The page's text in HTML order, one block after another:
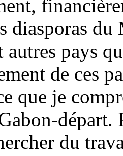
diasporas
autres pays
de ces
que je
du